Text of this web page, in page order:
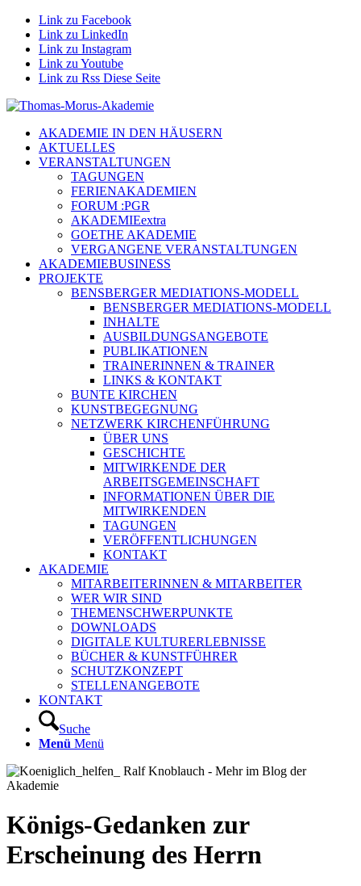
Link zu Facebook
Link zu LinkedIn
Link zu Instagram
Link zu Youtube
Link zu Rss Diese Seite
AKADEMIE IN DEN HÄUSERN
AKTUELLES
VERANSTALTUNGEN
TAGUNGEN
FERIENAKADEMIEN
FORUM :PGR
AKADEMIEextra
GOETHE AKADEMIE
VERGANGENE VERANSTALTUNGEN
AKADEMIEBUSINESS
PROJEKTE
BENSBERGER MEDIATIONS-MODELL
BENSBERGER MEDIATIONS-MODELL
INHALTE
AUSBILDUNGSANGEBOTE
PUBLIKATIONEN
TRAINERINNEN & TRAINER
LINKS & KONTAKT
BUNTE KIRCHEN
KUNSTBEGEGNUNG
NETZWERK KIRCHENFÜHRUNG
ÜBER UNS
GESCHICHTE
MITWIRKENDE DER
ARBEITSGEMEINSCHAFT
INFORMATIONEN ÜBER DIE
MITWIRKENDEN
TAGUNGEN
VERÖFFENTLICHUNGEN
KONTAKT
AKADEMIE
MITARBEITERINNEN & MITARBEITER
WER WIR SIND
THEMENSCHWERPUNKTE
DOWNLOADS
DIGITALE KULTURERLEBNISSE
BÜCHER & KUNSTFÜHRER
SCHUTZKONZEPT
STELLENANGEBOTE
KONTAKT
Suche
Menü Menü
Königs-Gedanken zur
Erscheinung des Herrn